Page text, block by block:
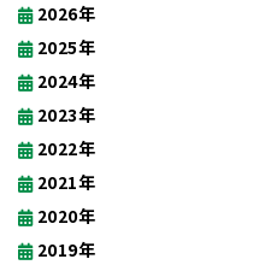
2026年
2025年
2024年
2023年
2022年
2021年
2020年
2019年